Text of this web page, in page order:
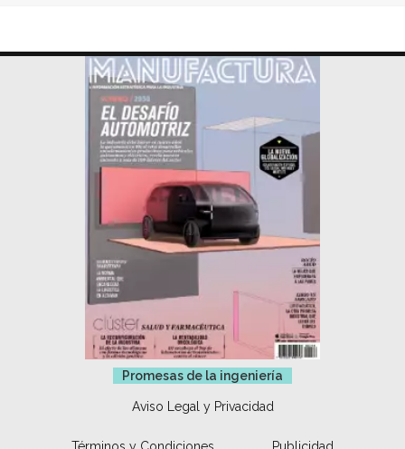
Promesas de la ingeniería
Aviso Legal y Privacidad
Términos y Condiciones Publicidad